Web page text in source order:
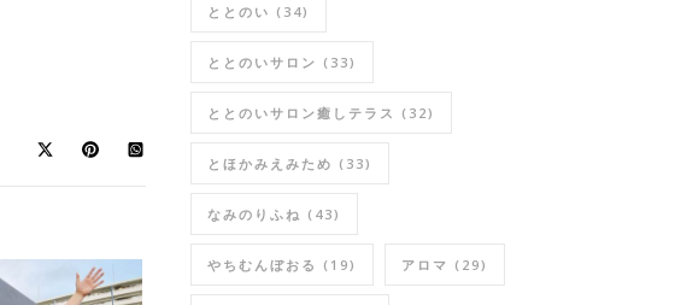
ととのい (34)
ととのいサロン (33)
ととのいサロン癒しテラス (32)
とほかみえみため (33)
なみのりふね (43)
やちむんぼおる (19) アロマ (29)